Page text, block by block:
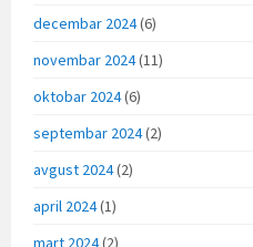
decembar 2024(6)
novembar 2024(11)
oktobar 2024(6)
septembar 2024(2)
avgust 2024(2)
april 2024(1)
mart 2024(2)